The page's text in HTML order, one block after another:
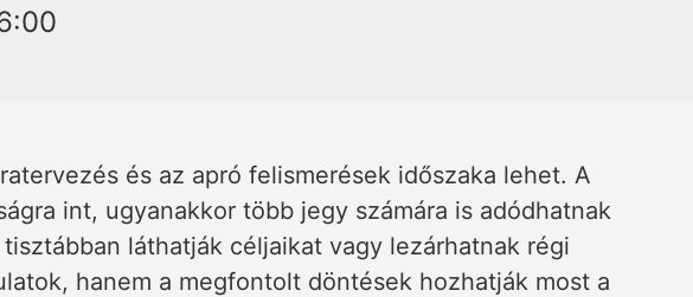
és az apró felismerések időszaka lehet. A
int, ugyanakkor több jegy számára is adódhatnak
láthatják céljaikat vagy lezárhatnak régi
hanem a megfontolt döntések hozhatják most a